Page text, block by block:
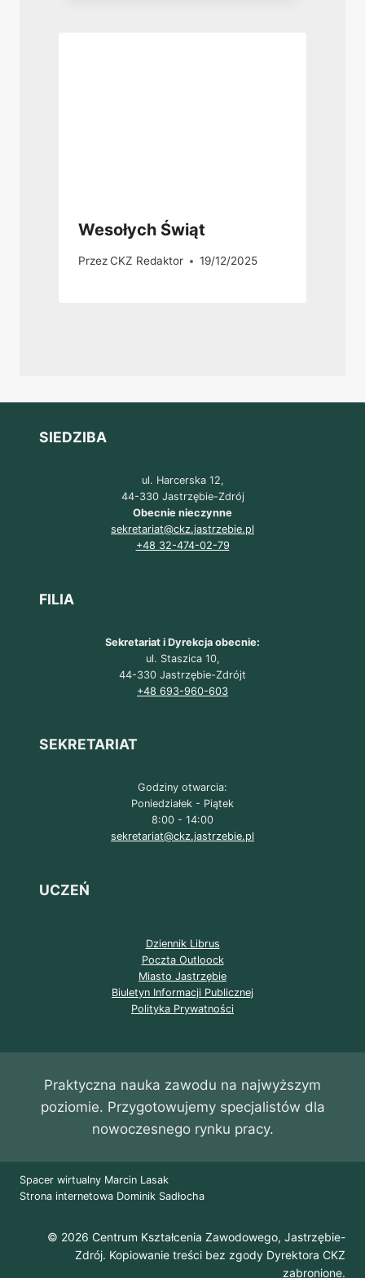
Wesołych Świąt
PrzezCKZ Redaktor 19/12/2025
SIEDZIBA
ul. Harcerska 12,
44-330 Jastrzębie-Zdrój
Obecnie nieczynne
sekretariat@ckz.jastrzebie.pl
+48 32-474-02-79
FILIA
Sekretariat i Dyrekcja obecnie:
ul. Staszica 10,
44-330 Jastrzębie-Zdrójt
+48 693-960-603
SEKRETARIAT
Godziny otwarcia:
Poniedziałek - Piątek
8:00 - 14:00
sekretariat@ckz.jastrzebie.pl
UCZEŃ
Dziennik Librus
Poczta Outloock
Miasto Jastrzębie
Biuletyn Informacji Publicznej
Polityka Prywatności
Praktyczna nauka zawodu na najwyższym
poziomie. Przygotowujemy specjalistów dla
nowoczesnego rynku pracy.
Spacer wirtualny Marcin Lasak
Strona internetowa Dominik Sadłocha
© 2026 Centrum Kształcenia Zawodowego, Jastrzębie-
Zdrój. Kopiowanie treści bez zgody Dyrektora CKZ
zabronione.